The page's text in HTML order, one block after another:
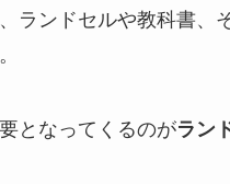
ランドセルや教科書、
となってくるのがラン